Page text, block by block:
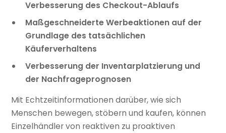
Verbesserung des Checkout-Ablaufs
Maßgeschneiderte Werbeaktionen auf der
Grundlage des tatsächlichen
Käuferverhaltens
Verbesserung der Inventarplatzierung und
der Nachfrageprognosen
Mit Echtzeitinformationen darüber, wie sich
Menschen bewegen, stöbern und kaufen, können
Einzelhändler von reaktiven zu proaktiven